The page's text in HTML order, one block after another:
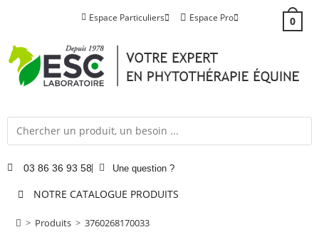
Espace Particuliers Espace Pro 0
03 86 36 93 58 Une question ?
NOTRE CATALOGUE PRODUITS
> Produits > 3760268170033